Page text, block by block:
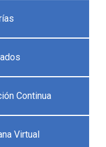
Continua
Virtual